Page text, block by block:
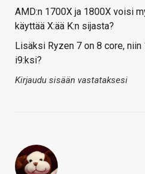
AMD:n 1700X ja 1800X voisi
käyttää X:ää K:n sijasta?
Lisäksi Ryzen 7 on 8 core,
i9:ksi?
Kirjaudu sisään vastataksesi